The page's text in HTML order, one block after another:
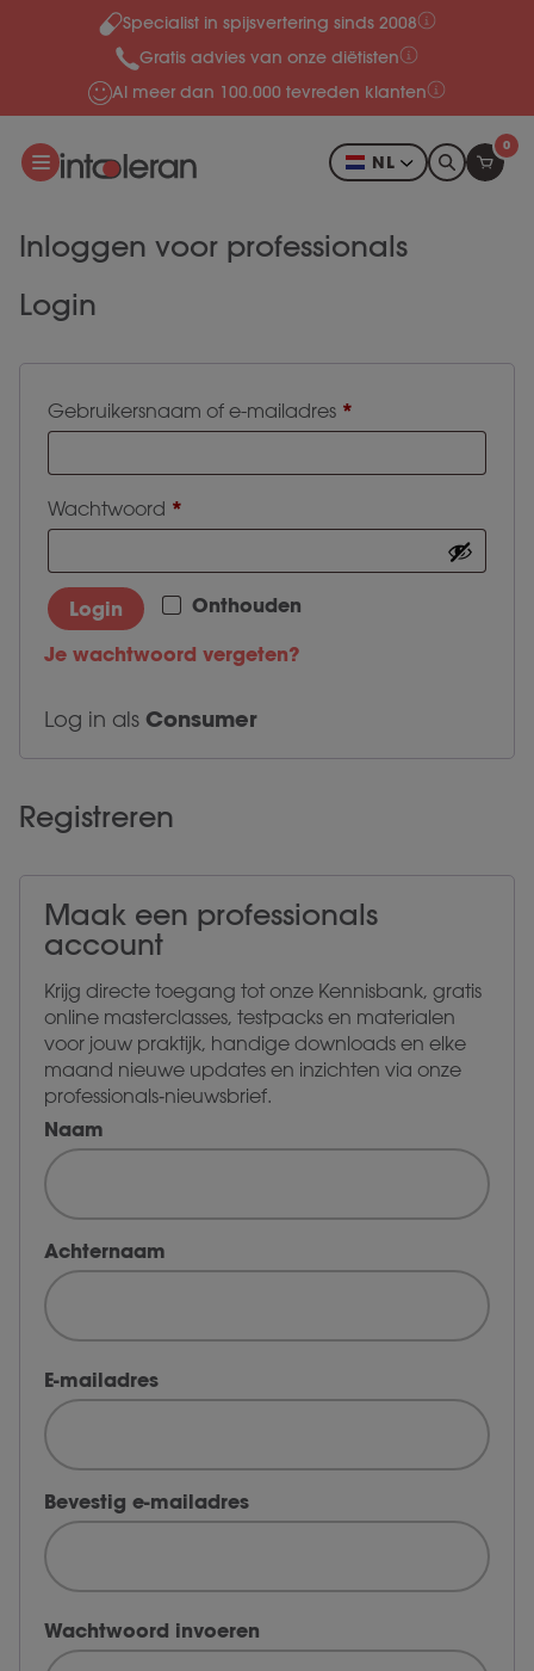
Meteen naar de content
Specialist in spijsvertering sinds 2008
Gratis advies van onze diëtisten
Al meer dan 100.000 tevreden klanten
NL
0
Inloggen voor professionals
Login
Gebruikersnaam of e-mailadres *
Wachtwoord *
Onthouden
Login
Je wachtwoord vergeten?
Log in als Consumer
Registreren
Maak een professionals
account
Krijg directe toegang tot onze Kennisbank, gratis
online masterclasses, testpacks en materialen
voor jouw praktijk, handige downloads en elke
maand nieuwe updates en inzichten via onze
professionals‑nieuwsbrief.
Naam
Achternaam
E-mailadres
Bevestig e-mailadres
Wachtwoord invoeren